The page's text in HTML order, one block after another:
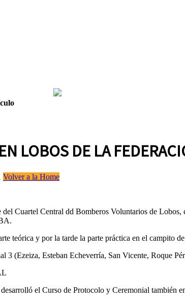
LOBOS DE LA
Volver a la Home
del Cuartel Central dd Bomberos Voluntarios de
teórica y por la tarde la parte práctica en el campito
3 (Ezeiza, Esteban Echeverría, San Vicente, Roque
el Curso de Protocolo y Ceremonial también